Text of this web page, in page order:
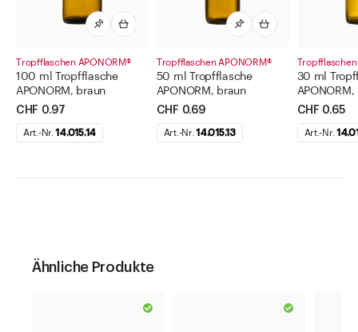
Tropfflaschen APONORM®
100 ml Tropfflasche
APONORM, braun
CHF 0.97
Art.-Nr.14.015.14
Tropfflaschen APONORM®
50 ml Tropfflasche
APONORM, braun
CHF 0.69
Art.-Nr.14.015.13
Tropfflaschen
30 ml
CHF 0.65
Art.-Nr.
Ähnliche Produkte